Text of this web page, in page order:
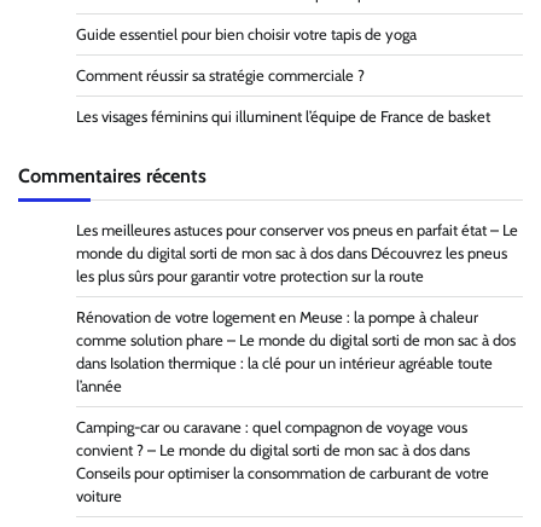
Guide essentiel pour bien choisir votre tapis de yoga
Comment réussir sa stratégie commerciale ?
Les visages féminins qui illuminent l’équipe de France de basket
Commentaires récents
Les meilleures astuces pour conserver vos pneus en parfait état – Le
monde du digital sorti de mon sac à dos dans Découvrez les pneus
les plus sûrs pour garantir votre protection sur la route
Rénovation de votre logement en Meuse : la pompe à chaleur
comme solution phare – Le monde du digital sorti de mon sac à dos
dans Isolation thermique : la clé pour un intérieur agréable toute
l’année
Camping-car ou caravane : quel compagnon de voyage vous
convient ? – Le monde du digital sorti de mon sac à dos dans
Conseils pour optimiser la consommation de carburant de votre
voiture